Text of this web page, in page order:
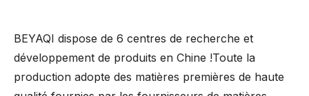
BEYAQI dispose de 6 centres de recherche et
développement de produits en Chine !Toute la
production adopte des matières premières de haute